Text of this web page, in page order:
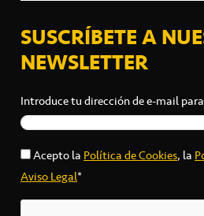
SUSCRÍBETE A
NEWSLETTER
Introduce tu dirección de e-mail
Acepto laPolítica de Cookies, la
Aviso Legal*